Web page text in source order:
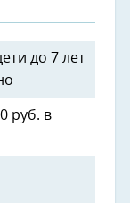
до 7 лет
руб. в